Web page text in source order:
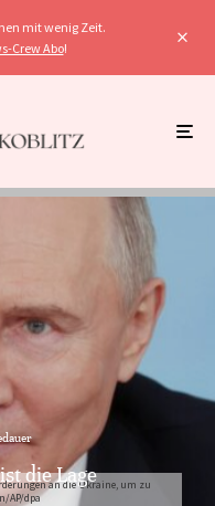
mit wenig Zeit.
Crew Abo!
an die Ukraine, um zu
AP/dpa
die Lage